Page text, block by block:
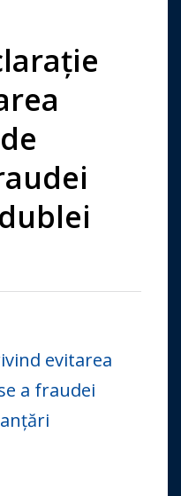
evitarea
a fraudei
pagina